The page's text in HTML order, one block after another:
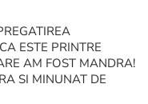
ESTE PRINTRE
AM FOST MANDRA!
SI MINUNAT DE